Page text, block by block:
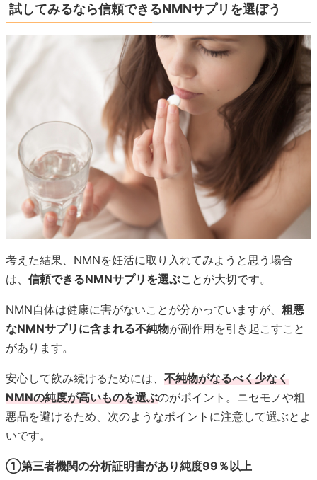
試してみるなら信頼できるNMNサプリを選ぼう
考えた結果、NMNを妊活に取り入れてみようと思う場合
は、 信頼できるNMNサプリを選ぶことが大切です。
NMN自体は健康に害がないことが分かっていますが、 粗悪
なNMNサプリに含まれる不純物が副作用を引き起こすこと
があります。
安心して飲み続けるためには、 不純物がなるべく少なく
NMNの純度が高いものを選ぶのがポイント。ニセモノや粗
悪品を避けるため、次のようなポイントに注意して選ぶとよ
いです。
①第三者機関の分析証明書があり純度99％以上